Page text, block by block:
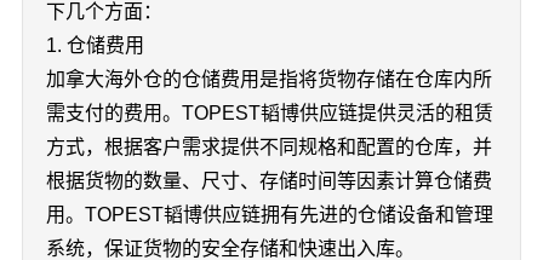
下几个方面：
1. 仓储费用
加拿大海外仓的仓储费用是指将货物存储在仓库内所
需支付的费用。TOPEST韬博供应链提供灵活的租赁
方式，根据客户需求提供不同规格和配置的仓库，并
根据货物的数量、尺寸、存储时间等因素计算仓储费
用。TOPEST韬博供应链拥有先进的仓储设备和管理
系统，保证货物的安全存储和快速出入库。